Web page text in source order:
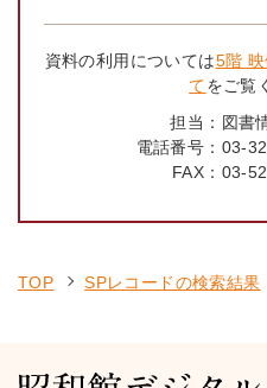
資料の利用については5階
てをご覧
担当： 図書
電話番号： 03-
FAX： 03-
TOP SPレコードの検索結果